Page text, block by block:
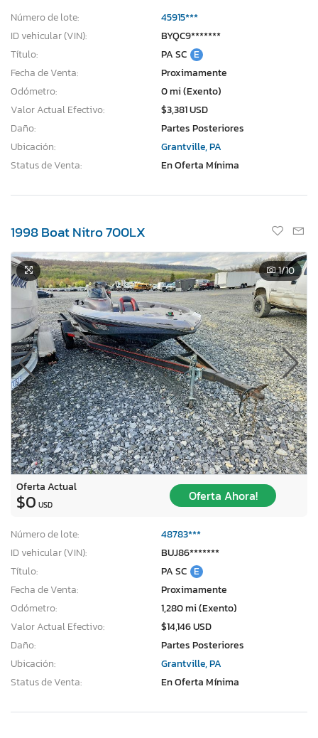
Número de lote:
45915***
ID vehicular (VIN):
BYQC9*******
Título:
PA SC E
Fecha de Venta:
Proximamente
Odómetro:
0 mi (Exento)
Valor Actual Efectivo:
$3,381 USD
Daño:
Partes Posteriores
Ubicación:
Grantville, PA
Status de Venta:
En Oferta Mínima
1998 Boat Nitro 700LX
1/10
Oferta Actual
$0 USD
Oferta Ahora!
Número de lote:
48783***
ID vehicular (VIN):
BUJ86*******
Título:
PA SC E
Fecha de Venta:
Proximamente
Odómetro:
1,280 mi (Exento)
Valor Actual Efectivo:
$14,146 USD
Daño:
Partes Posteriores
Ubicación:
Grantville, PA
Status de Venta:
En Oferta Mínima